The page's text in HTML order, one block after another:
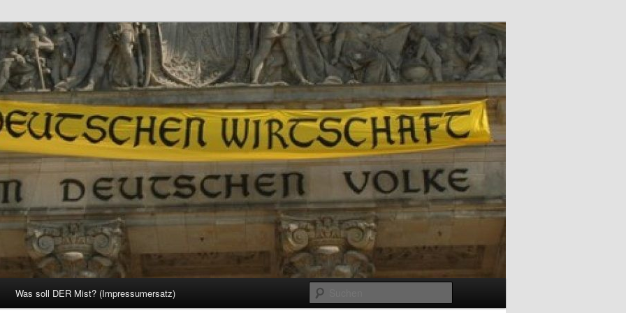
Was soll DER Mist? (Impressumersatz)